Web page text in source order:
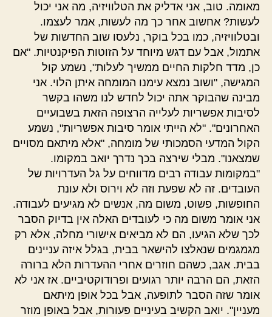
מאומה. טוב, אני אדליק את הטלוויזיה, מה אני יכול
לעשות? אחשוב אחר כך מה לעשות, אמר לעצמו.
ובטלוויזיה, כמו בכל בוקר, נלעסו שוב החדשות של
אתמול, אבל עם דגש מיוחד על הזוטות הפיקנטיות. "אם
כן, מדד חלקות החיים ממשיך לעלות", נשמע קול
המגישה, "ושוב נמצא עימנו המומחה איתן הלוי. אני
מבינה שהבוקר אתה יכול לחדש לנו משהו בקשר
לסיבות אפשריות לעלייה הרצופה הזאת בשבועיים
האחרונים". "לא הייתי אומר סיבות אפשריות", נשמע
הקול המדעי הסמכותי של מומחה, "אלא מיתאם מסויים
שמצאנו". מבלי שירצה בכך נדרך יואב במקומו.
"במקומות עבודה רבים מדווחים על גל העדרויות של
העובדים. זה לא שפעת וזה לא וירוס ולא עונת
החופשות, פשוט, משום מה, אנשים לא מגיעים לעבודה.
אני אומר משום מה כי לעובדים האלה אין בדיוק הסבר
לכך שלא הגיעו, הם לא מביאים אישורי מחלה, אלא רק
מגמגמים שנאלצו להישאר בבית, בגלל איזה עניינים
בבית. אגב, כשהם חוזרים אחרי ההעדרות הלא ברורה
הזאת, הם הרבה יותר רגועים ופרודוקטיביים. אז אני לא
אומר שזה הסבר לתופעה, אבל בכל אופן מיתאם
מעניין". יואב הקשיב בעיניים פעורות, אבל באופן מוזר